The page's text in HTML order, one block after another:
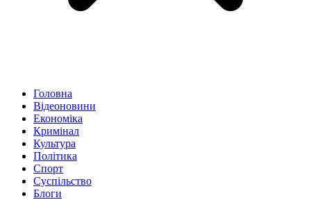
Головна
Відеоновини
Економіка
Кримінал
Культура
Політика
Спорт
Суспільство
Блоги